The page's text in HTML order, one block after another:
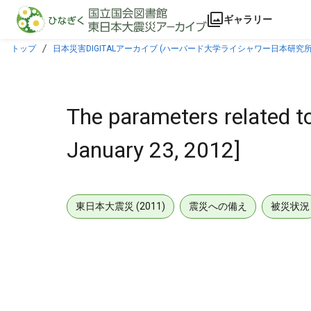
本文に飛ぶ
ギャラリー
トップ 日本災害DIGITALアーカイブ (ハーバード大学ライシャワー日本研究
The parameters related
January 23, 2012]
東日本大震災 (2011) 震災への備え 被災状況